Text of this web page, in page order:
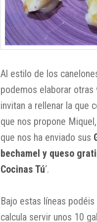
Al estilo de los
podemos elaborar otras
invitan a rellenar la que
que nos propone
que nos ha enviado sus
bechamel y queso
Cocinas Tú‘.
Bajo estas líneas
calcula servir unos 10